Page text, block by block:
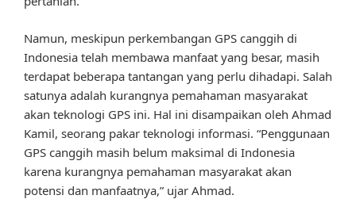
Namun, meskipun perkembangan GPS canggih di
Indonesia telah membawa manfaat yang besar, masih
terdapat beberapa tantangan yang perlu dihadapi. Salah
satunya adalah kurangnya pemahaman masyarakat
akan teknologi GPS ini. Hal ini disampaikan oleh Ahmad
Kamil, seorang pakar teknologi informasi. “Penggunaan
GPS canggih masih belum maksimal di Indonesia
karena kurangnya pemahaman masyarakat akan
potensi dan manfaatnya,” ujar Ahmad.